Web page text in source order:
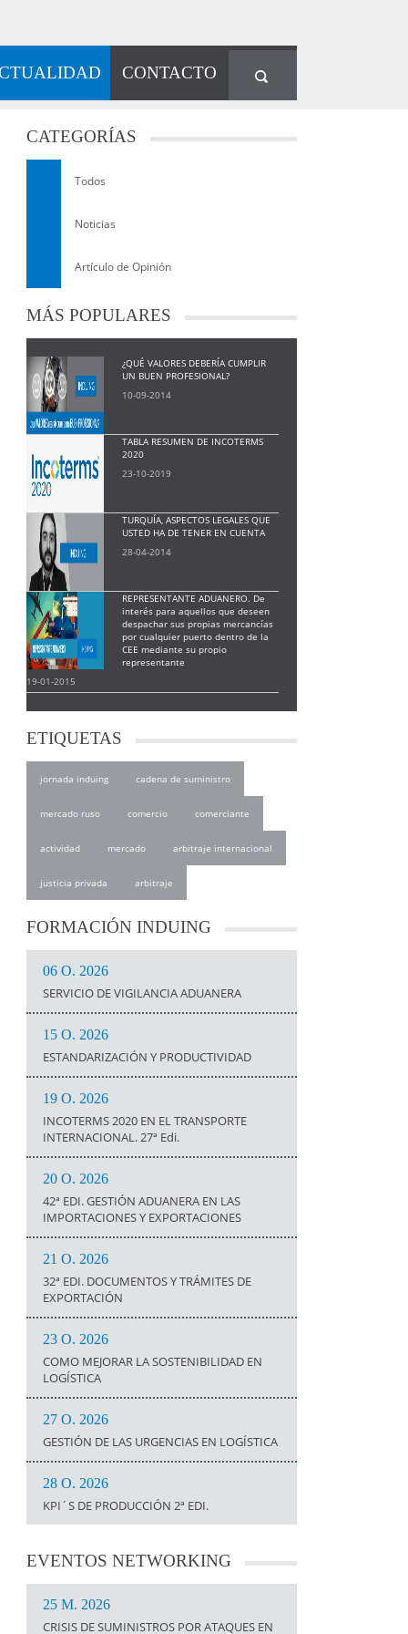
CONTACTO
CATEGORÍAS
Todos
Noticias
Artículo de Opinión
MÁS POPULARES
¿QUÉ VALORES DEBERÍA CUMPLIR
UN BUEN PROFESIONAL?
10-09-2014
TABLA RESUMEN DE INCOTERMS
2020
23-10-2019
TURQUÍA, ASPECTOS LEGALES QUE
USTED HA DE TENER EN CUENTA
28-04-2014
REPRESENTANTE ADUANERO. De
interés para aquellos que deseen
despachar sus propias mercancías
por cualquier puerto dentro de la
CEE mediante su propio
representante
19-01-2015
ETIQUETAS
jornada induing cadena de suministro
mercado ruso comercio comerciante
actividad mercado arbitraje internacional
justicia privada arbitraje
FORMACIÓNINDUING
06 O. 2026
SERVICIO DE VIGILANCIA ADUANERA
15 O. 2026
ESTANDARIZACIÓN Y PRODUCTIVIDAD
19 O. 2026
INCOTERMS 2020 EN EL TRANSPORTE
INTERNACIONAL. 27ª Edi.
20 O. 2026
42ª EDI. GESTIÓN ADUANERA EN LAS
IMPORTACIONES Y EXPORTACIONES
21 O. 2026
32ª EDI. DOCUMENTOS Y TRÁMITES DE
EXPORTACIÓN
23 O. 2026
COMO MEJORAR LA SOSTENIBILIDAD EN
LOGÍSTICA
27 O. 2026
GESTIÓN DE LAS URGENCIAS EN LOGÍSTICA
28 O. 2026
KPI´S DE PRODUCCIÓN 2ª EDI.
EVENTOS NETWORKING
25 M. 2026
CRISIS DE SUMINISTROS POR ATAQUES EN